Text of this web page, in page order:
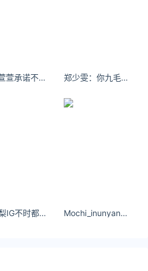
这个款式买单那么奢侈一点也
时间3d黄金回收价格4089
Yuki萱萱承诺不必说的动听，行动到位才是真心。 郑少雯：你九毛 我九毛 咱俩在一块八 #心碎手势舞挑战
赵芮梨IG不时都会上载福利图。 Mochi_inunyan尽管这个动作看似平淡无奇，但其背后所蕴含的情感却极为深刻动人。